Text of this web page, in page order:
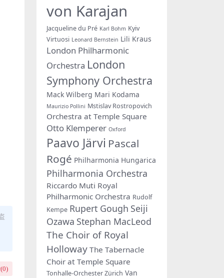
0)
von Karajan
Jacqueline du Pré Karl Bohm Kyiv
Virtuosi Leonard Bernstein Lili Kraus
London Philharmonic
Orchestra London
Symphony Orchestra
Mack Wilberg Mari Kodama
Maurizio Pollini Mstislav Rostropovich
Orchestra at Temple Square
Otto Klemperer Oxford
Paavo Järvi Pascal
Rogé Philharmonia Hungarica
Philharmonia Orchestra
Riccardo Muti Royal
Philharmonic Orchestra Rudolf
Kempe Rupert Gough Seiji
Ozawa Stephan MacLeod
The Choir of Royal
Holloway The Tabernacle
Choir at Temple Square
Tonhalle-Orchester Zürich Van